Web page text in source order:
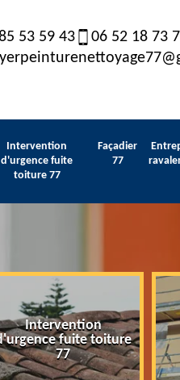
53 59 43
06 52 18 73
Intervention
d'urgence fuite
toiture 77
Façadier
77
Intervention
fuite toiture
77